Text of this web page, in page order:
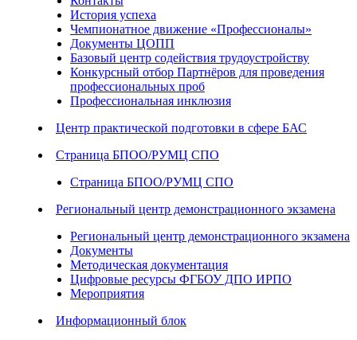
История успеха
Чемпионатное движение «Профессионалы»
Документы ЦОПП
Базовый центр содействия трудоустройству
Конкурсный отбор Партнёров для проведения
профессиональных проб
Профессиональная инклюзия
Центр практической подготовки в сфере БАС
Страница БПОО/РУМЦ СПО
Страница БПОО/РУМЦ СПО
Региональный центр демонстрационного экзамена
Региональный центр демонстрационного экзамена
Документы
Методическая документация
Цифровые ресурсы ФГБОУ ДПО ИРПО
Мероприятия
Информационный блок